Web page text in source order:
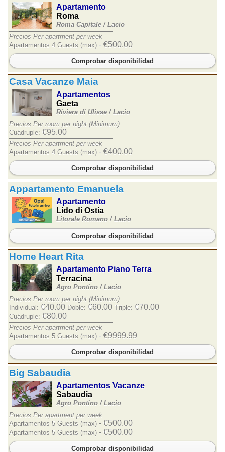
Apartamento
Roma
Roma Capitale / Lacio
Precios Per apartment per week
Apartamentos 4 Guests (max) - €500.00
Comprobar disponibilidad
Casa Vacanze Maia
Apartamentos
Gaeta
Riviera di Ulisse / Lacio
Precios Per room per night (Minimum)
Cuádruple: €95.00
Precios Per apartment per week
Apartamentos 4 Guests (max) - €400.00
Comprobar disponibilidad
Appartamento Emanuela
Apartamento
Lido di Ostia
Litorale Romano / Lacio
Comprobar disponibilidad
Home Heart Rita
Apartamento Piano Terra
Terracina
Agro Pontino / Lacio
Precios Per room per night (Minimum)
Individual: €40.00 Doble: €60.00 Triple: €70.00
Cuádruple: €80.00
Precios Per apartment per week
Apartamentos 5 Guests (max) - €9999.99
Comprobar disponibilidad
Big Sabaudia
Apartamentos Vacanze
Sabaudia
Agro Pontino / Lacio
Precios Per apartment per week
Apartamentos 5 Guests (max) - €500.00
Apartamentos 5 Guests (max) - €500.00
Comprobar disponibilidad